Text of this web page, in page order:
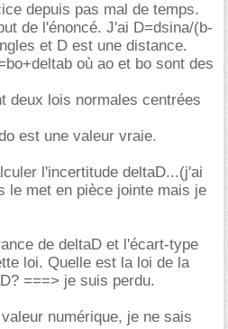
depuis pas mal de temps.
de l'énoncé. J'ai D=dsina/(b-
et D est une distance.
où ao et bo sont des
deux lois normales centrées
est une valeur vraie.
l'incertitude deltaD...(j'ai
le met en pièce jointe mais je
de deltaD et l'écart-type
loi. Quelle est la loi de la
===> je suis perdu.
numérique, je ne sais